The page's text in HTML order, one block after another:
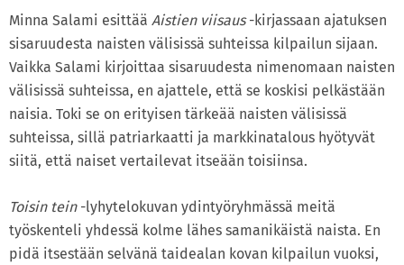
Minna Salami esittää Aistien viisaus-kirjassaan ajatuksen
sisaruudesta naisten välisissä suhteissa kilpailun sijaan.
Vaikka Salami kirjoittaa sisaruudesta nimenomaan naisten
välisissä suhteissa, en ajattele, että se koskisi pelkästään
naisia. Toki se on erityisen tärkeää naisten välisissä
suhteissa, sillä patriarkaatti ja markkinatalous hyötyvät
siitä, että naiset vertailevat itseään toisiinsa.
Toisin tein-lyhytelokuvan ydintyöryhmässä meitä
työskenteli yhdessä kolme lähes samanikäistä naista. En
pidä itsestään selvänä taidealan kovan kilpailun vuoksi,